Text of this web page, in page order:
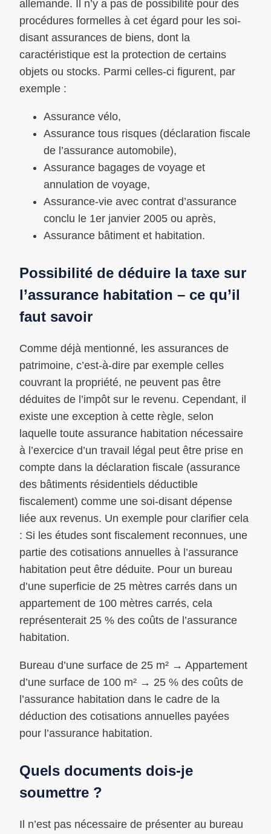
allemande. Il n’y a pas de possibilité pour des
procédures formelles à cet égard pour les soi-
disant assurances de biens, dont la
caractéristique est la protection de certains
objets ou stocks. Parmi celles-ci figurent, par
exemple :
Assurance vélo,
Assurance tous risques (déclaration fiscale
de l’assurance automobile),
Assurance bagages de voyage et
annulation de voyage,
Assurance-vie avec contrat d’assurance
conclu le 1er janvier 2005 ou après,
Assurance bâtiment et habitation.
Possibilité de déduire la taxe sur
l’assurance habitation – ce qu’il
faut savoir
Comme déjà mentionné, les assurances de
patrimoine, c’est-à-dire par exemple celles
couvrant la propriété, ne peuvent pas être
déduites de l’impôt sur le revenu. Cependant, il
existe une exception à cette règle, selon
laquelle toute assurance habitation nécessaire
à l’exercice d’un travail légal peut être prise en
compte dans la déclaration fiscale (assurance
des bâtiments résidentiels déductible
fiscalement) comme une soi-disant dépense
liée aux revenus. Un exemple pour clarifier cela
: Si les études sont fiscalement reconnues, une
partie des cotisations annuelles à l’assurance
habitation peut être déduite. Pour un bureau
d’une superficie de 25 mètres carrés dans un
appartement de 100 mètres carrés, cela
représenterait 25 % des coûts de l’assurance
habitation.
Bureau d’une surface de 25 m² → Appartement
d’une surface de 100 m² → 25 % des coûts de
l’assurance habitation dans le cadre de la
déduction des cotisations annuelles payées
pour l’assurance habitation.
Quels documents dois-je
soumettre ?
Il n’est pas nécessaire de présenter au bureau